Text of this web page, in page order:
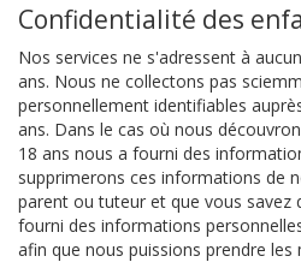
Confidentialité des
Nos services ne s'adressent à
ans. Nous ne collectons pas
personnellement identifiables
ans. Dans le cas où nous
18 ans nous a fourni des
supprimerons ces informations de
parent ou tuteur et que vous savez
fourni des informations
afin que nous puissions prendre les